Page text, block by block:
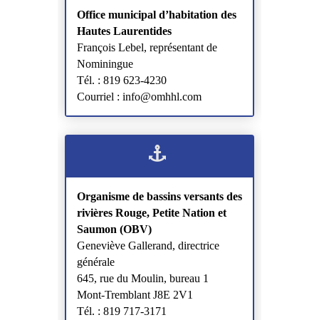
Office municipal d’habitation des
Hautes Laurentides
François Lebel, représentant de
Nominingue
Tél. : 819 623-4230
Courriel : info@omhhl.com
Organisme de bassins versants des
rivières Rouge, Petite Nation et
Saumon (OBV)
Geneviève Gallerand, directrice
générale
645, rue du Moulin, bureau 1
Mont-Tremblant J8E 2V1
Tél. : 819 717-3171